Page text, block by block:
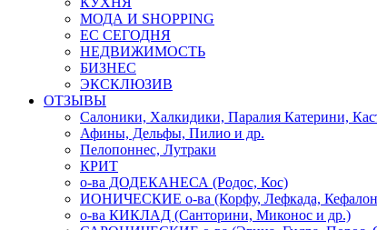
МОДА И SHOPPING
ЕС СЕГОДНЯ
НЕДВИЖИМОСТЬ
БИЗНЕС
ЭКСКЛЮЗИВ
ОТЗЫВЫ
Салоники, Халкидики, Паралия Катерини,
Афины, Дельфы, Пилио и др.
Пелопоннес, Лутраки
КРИТ
о-ва ДОДЕКАНЕСА (Родос, Кос)
ИОНИЧЕСКИЕ о-ва (Корфу, Лефкада,
о-ва КИКЛАД (Санторини, Миконос и др.)